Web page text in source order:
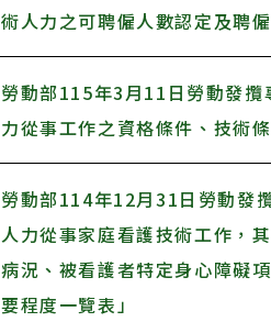
術人力之可聘僱人數認定及聘
勞動部115年3月11日勞動發
力從事工作之資格條件、技術
勞動部114年12月31日勞動發
人力從事家庭看護技術工作，
病況、被看護者特定身心障礙
要程度一覽表」